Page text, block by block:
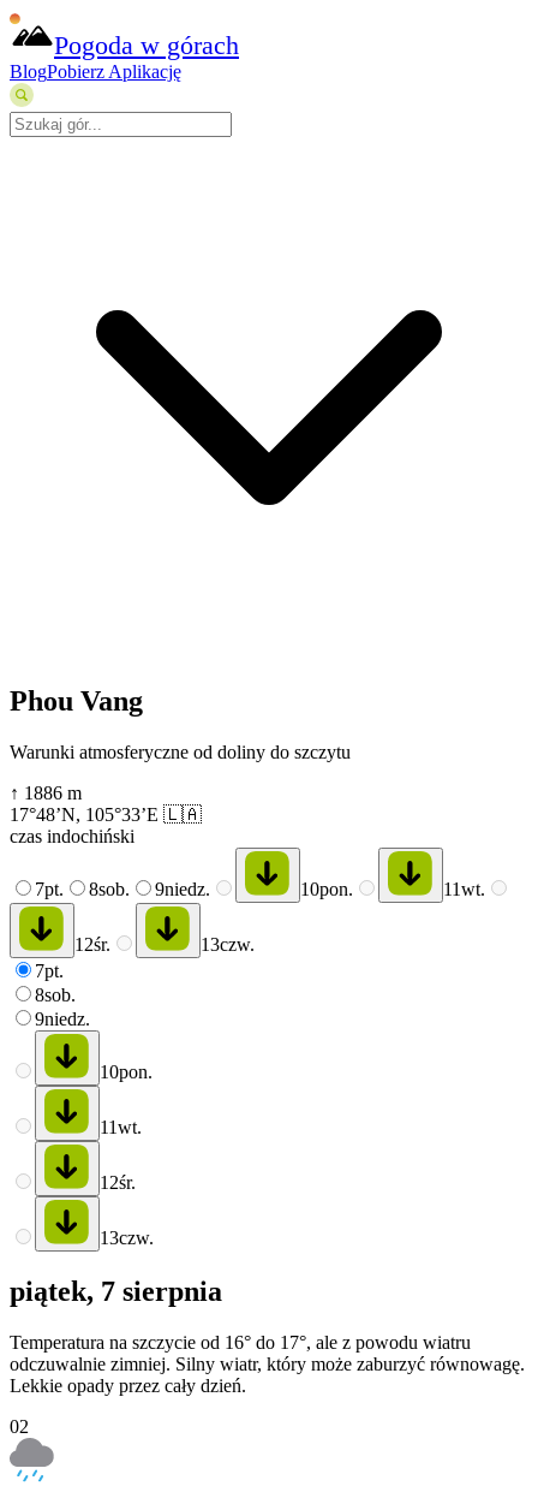
Pogoda w górach
BlogPobierz Aplikację
Phou Vang
Warunki atmosferyczne od doliny do szczytu
↑ 1886 m
17°48’N, 105°33’E 🇱🇦
czas indochiński
7pt. 8sob. 9niedz. 10pon. 11wt.
12śr. 13czw.
7pt.
8sob.
9niedz.
10pon.
11wt.
12śr.
13czw.
piątek, 7 sierpnia
Temperatura na szczycie od 16° do 17°, ale z powodu wiatru
odczuwalnie zimniej. Silny wiatr, który może zaburzyć równowagę.
Lekkie opady przez cały dzień.
02